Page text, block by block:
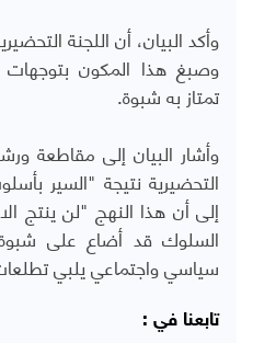
وأكد البيان، أن اللجنة
وصبغ هذا المكون بتوجهات
تمتاز به شبوة.
وأشار البيان إلى مقاطعة
التحضيرية نتيجة "السير
إلى أن هذا النهج "لن ينتج
السلوك قد أضاع على
سياسي واجتماعي يلبي
تابعنا في :